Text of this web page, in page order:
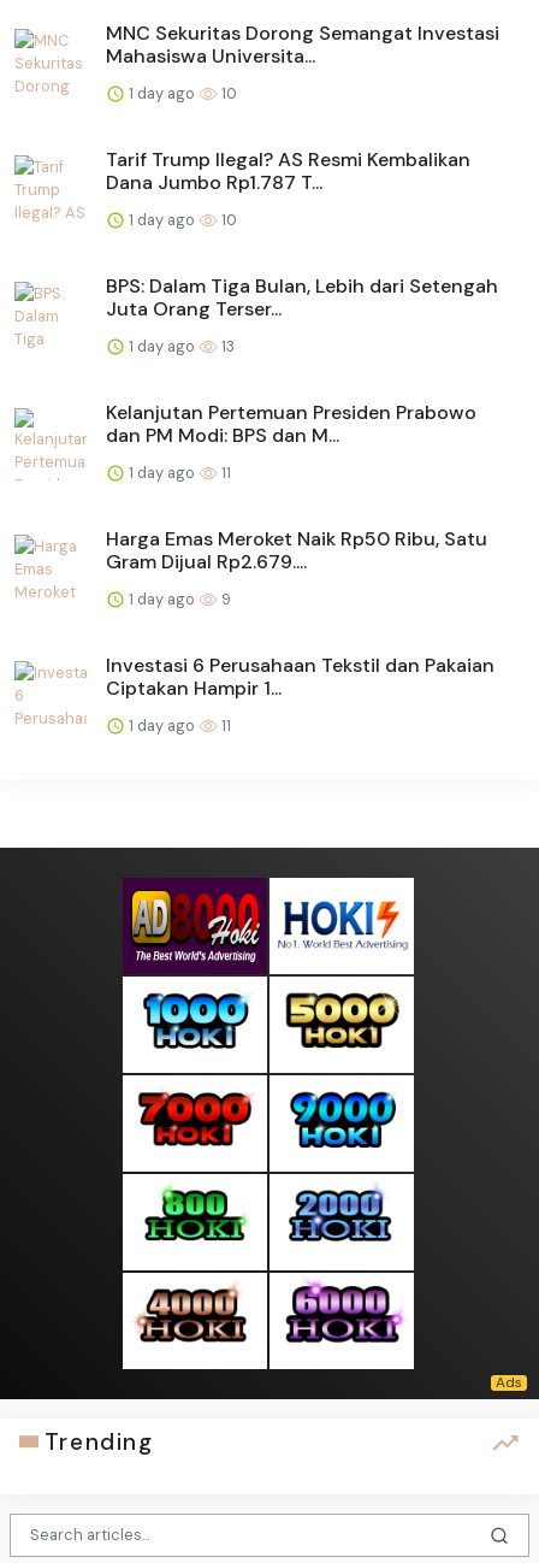
MNC Sekuritas Dorong Semangat Investasi
Mahasiswa Universita...
1 day ago 10
Tarif Trump Ilegal? AS Resmi Kembalikan
Dana Jumbo Rp1.787 T...
1 day ago 10
BPS: Dalam Tiga Bulan, Lebih dari Setengah
Juta Orang Terser...
1 day ago 13
Kelanjutan Pertemuan Presiden Prabowo
dan PM Modi: BPS dan M...
1 day ago 11
Harga Emas Meroket Naik Rp50 Ribu, Satu
Gram Dijual Rp2.679....
1 day ago 9
Investasi 6 Perusahaan Tekstil dan Pakaian
Ciptakan Hampir 1...
1 day ago 11
Trending